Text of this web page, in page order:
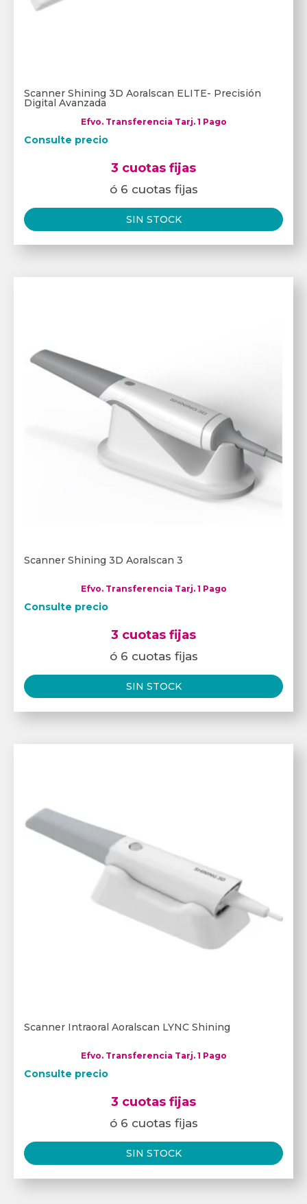
Scanner Shining 3D Aoralscan ELITE- Precisión
Digital Avanzada
Efvo. Transferencia Tarj. 1 Pago
Consulte precio
3 cuotas fijas
ó 6 cuotas fijas
SIN STOCK
Scanner Shining 3D Aoralscan 3
Efvo. Transferencia Tarj. 1 Pago
Consulte precio
3 cuotas fijas
ó 6 cuotas fijas
SIN STOCK
Scanner Intraoral Aoralscan LYNC Shining
Efvo. Transferencia Tarj. 1 Pago
Consulte precio
3 cuotas fijas
ó 6 cuotas fijas
SIN STOCK